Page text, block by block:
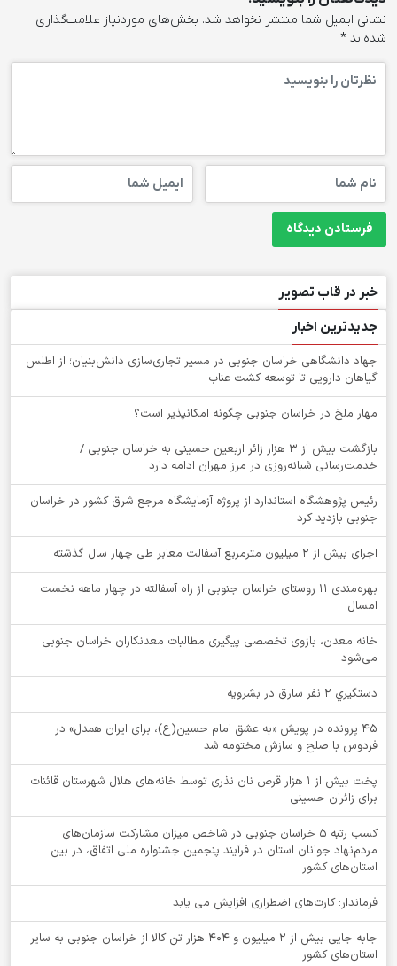
نشانی ایمیل شما منتشر نخواهد شد. بخش‌های موردنیاز علامت‌گذاری
شده‌اند *
خبر در قاب تصویر
جدیدترین اخبار
جهاد دانشگاهی خراسان جنوبی در مسیر تجاری‌سازی دانش‌بنیان؛ از اطلس
گیاهان دارویی تا توسعه کشت عناب
‌مهار ملخ در خراسان جنوبی چگونه امکانپذیر است؟
بازگشت بیش از ۳ هزار زائر اربعین حسینی به خراسان جنوبی /
خدمت‌رسانی شبانه‌روزی در مرز مهران ادامه دارد
رئیس پژوهشگاه استاندارد از پروژه آزمایشگاه مرجع شرق کشور در خراسان
جنوبی بازدید کرد
اجرای بیش از ۲ میلیون مترمربع آسفالت معابر طی چهار سال گذشته
بهره‌مندی ۱۱ روستای خراسان جنوبی از راه آسفالته در چهار ماهه نخست
امسال
خانه معدن، بازوی تخصصی پیگیری مطالبات معدنکاران خراسان جنوبی
می‌شود
دستگيري 2 نفر سارق در بشرويه
۴۵ پرونده در پویش «به عشق امام حسین(ع)، برای ایران همدل» در
فردوس با صلح و سازش مختومه شد
پخت بیش از 1 هزار قرص نان نذری توسط خانه‌های هلال شهرستان قائنات
برای زائران حسینی
کسب رتبه ۵ خراسان جنوبی در شاخص میزان مشارکت سازمان‌های
مردم‌نهاد جوانان استان در فرآیند پنجمین جشنواره ملی اتفاق، در بین
استان‌های کشور
فرماندار: کارت‌های اضطراری افزایش می یابد
جابه جایی بیش از 2 میلیون و 404 هزار تن کالا از خراسان جنوبی به سایر
استان‌های کشور